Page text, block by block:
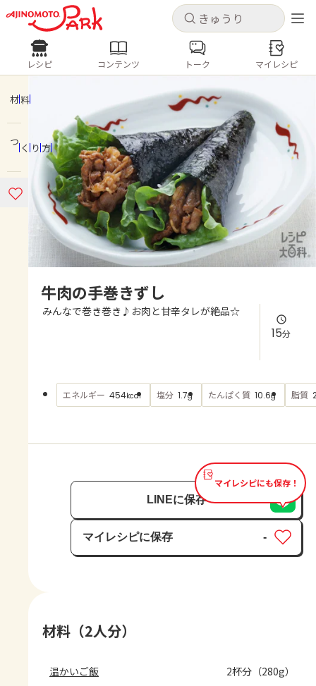
キャンセル
ログインするとレシピを保存できます
新規登録
ホーム
コンテンツ
レシピ
よくあるお問い合わせ
AJINOMOTO PARK とは
キャンセル
レシピ コンテンツ
人気の食材・レシピ
きゅうり なす トマト
とうもろこし
ピーマン
みょうが ゴーヤ
レシピ コンテンツ トーク マイレシピ
材料
つくり方
牛肉の手巻きずし
みんなで巻き巻き♪お肉と甘辛タレが絶品☆
15分
エネルギー 454kcal 塩分 1.7g たんぱく質 10.6g 脂質
マイレシピにも保存！
LINEに保存
マイレシピに保存
保存済み
-
材料（2人分）
温かいご飯 2杯分（280g）